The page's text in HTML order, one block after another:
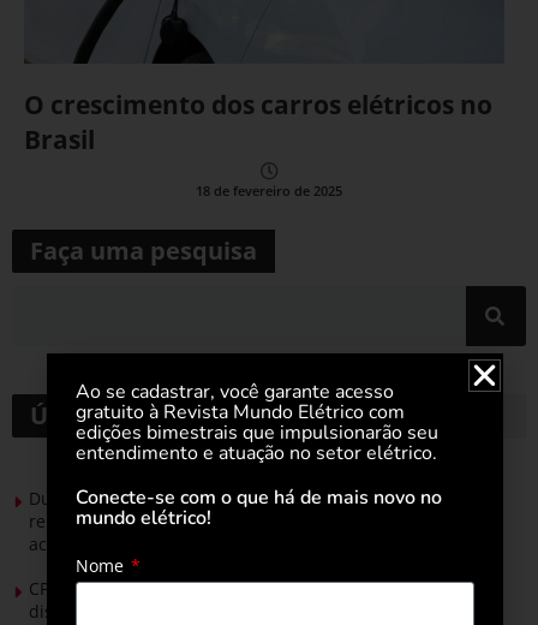
O crescimento dos carros elétricos no
Brasil
18 de fevereiro de 2025
Faça uma pesquisa
Últimas notícias
Durante esforço concentrado do Congresso, setor de
renováveis apresenta no Senado Federal pautas para
acelerar transição energética
CPFL Energia e TIM se unem para criar a rede de
distribuição do futuro com tecnologia privativa
Ao se cadastrar, você garante acesso
gratuito à Revista Mundo Elétrico com
edições bimestrais que impulsionarão seu
entendimento e atuação no setor elétrico.
Conecte-se com o que há de mais novo no
mundo elétrico!
Nome